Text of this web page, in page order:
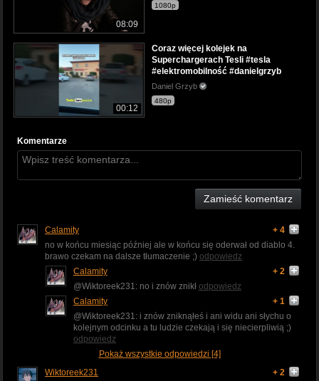
08:09
1080p
00:12
Coraz więcej kolejek na
Superchargerach Tesli #tesla
#elektromobilność #danielgrzyb
Daniel Grzyb
480p
Komentarze
Zamieść komentarz
Calamity
+ 4
no w końcu miesiąc później ale w końcu się oderwał od diablo 4.
brawo czekam na dalsze tłumaczenie ;) odpowiedz
Calamity
+ 2
@Wiktoreek231: no i znów znikł odpowiedz
Calamity
+ 1
@Wiktoreek231: i znów zniknąłeś i ani widu ani słychu o
kolejnym odcinku a tu ludzie czekają i się niecierpliwią ;)
odpowiedz
Pokaż wszystkie odpowiedzi [4]
Wiktoreek231
+ 2